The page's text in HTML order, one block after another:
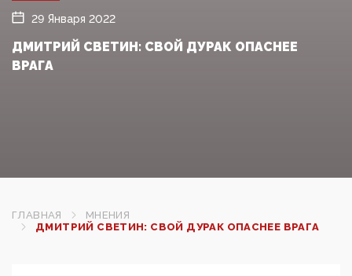
29 Января 2022
ДМИТРИЙ СВЕТИН: СВОЙ ДУРАК ОПАСНЕЕ
ВРАГА
ГЛАВНАЯ
МНЕНИЯ
ДМИТРИЙ СВЕТИН: СВОЙ ДУРАК ОПАСНЕЕ ВРАГА